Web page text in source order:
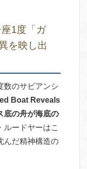
1度「ガ
を映し出
数のサビアンシ
Boat Reveals
の舟が海底の
ルードヤーはこ
んだ精神構造の